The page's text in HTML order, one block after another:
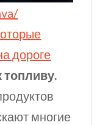
дороге
многие